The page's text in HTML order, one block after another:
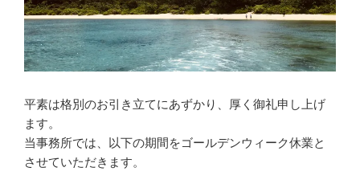
平素は格別のお引き立てにあずかり、厚く御礼申し上げ
ます。
当事務所では、以下の期間をゴールデンウィーク休業と
させていただきます。